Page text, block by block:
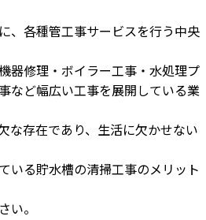
、各種管工事サービスを行う中央
器修理・ボイラー工事・水処理プ
など幅広い工事を展開している業
な存在であり、生活に欠かせない
いる貯水槽の清掃工事のメリット
い。